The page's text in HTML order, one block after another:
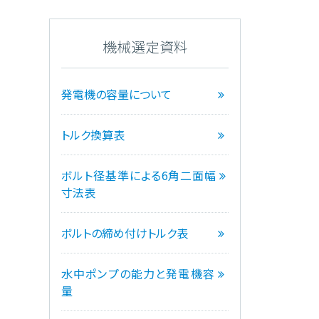
機械選定資料
発電機の容量について
トルク換算表
ボルト径基準による6角二面幅
寸法表
ボルトの締め付けトルク表
水中ポンプの能力と発電機容
量